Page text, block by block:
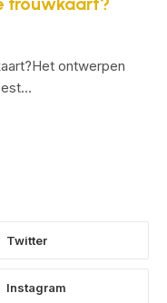
ontwerpen
Twitter
Instagram